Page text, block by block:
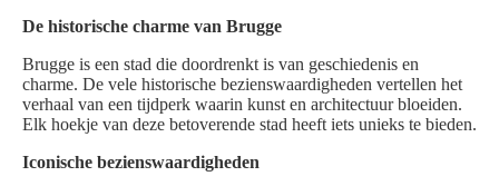
De historische charme van Brugge
Brugge is een stad die doordrenkt is van geschiedenis en
charme. De vele historische bezienswaardigheden vertellen het
verhaal van een tijdperk waarin kunst en architectuur bloeiden.
Elk hoekje van deze betoverende stad heeft iets unieks te bieden.
Iconische bezienswaardigheden